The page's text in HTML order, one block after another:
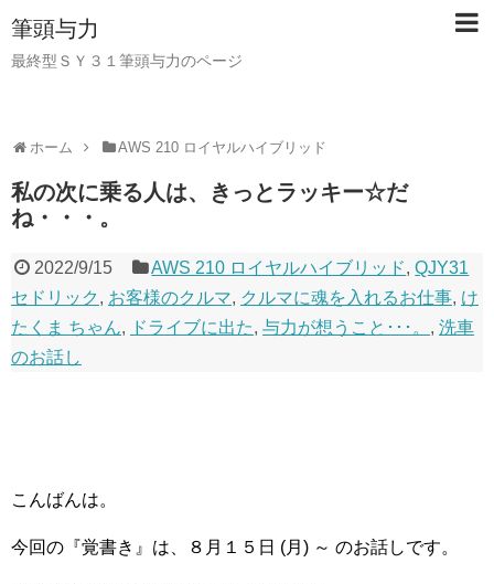
筆頭与力
最終型ＳＹ３１筆頭与力のページ
ホーム AWS 210 ロイヤルハイブリッド
私の次に乗る人は、きっとラッキー☆だ
ね・・・。
2022/9/15 AWS 210 ロイヤルハイブリッド,QJY31
セドリック , お客様のクルマ, クルマに魂を入れるお仕事, け
たくま ちゃん, ドライブに出た, 与力が想うこと･･･。 , 洗車
のお話し
こんばんは。
今回の『覚書き』は、８月１５日 (月) ～ のお話しです。